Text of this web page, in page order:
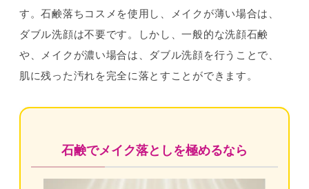
す。石鹸落ちコスメを使用し、メイクが薄い場合は、
ダブル洗顔は不要です。しかし、一般的な洗顔石鹸
や、メイクが濃い場合は、ダブル洗顔を行うことで、
肌に残った汚れを完全に落とすことができます。
石鹸でメイク落としを極めるなら